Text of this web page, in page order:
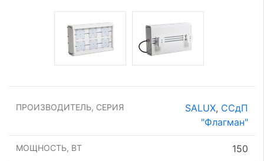
ПРОИЗВОДИТЕЛЬ, СЕРИЯ SALUX, ССдП
"Флагман"
МОЩНОСТЬ, ВТ 150